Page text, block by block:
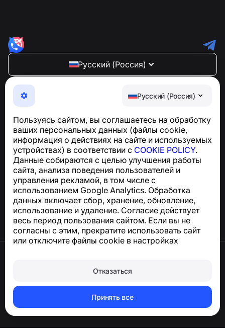
Русский (Россия)
Пользуясь сайтом, вы соглашаетесь на обработку
ваших персональных данных (файлы cookie,
информация о действиях на сайте и используемых
устройствах) в соответствии с COOKIE POLICY.
Данные собираются с целью улучшения работы
сайта, анализа поведения пользователей и
управления рекламой, в том числе с
использованием Google Analytics. Обработка
данных включает сбор, хранение, обновление,
использование и удаление. Согласие действует
весь период пользования сайтом. Если вы не
согласны с этим, прекратите использовать сайт
или отключите файлы cookie в настройках
Отказаться
Принять все
Русский (Россия)
NumBuster © 2013—2026 ·
Максимально удобное приложение для защиты от
телефонных мошенников, спама и нежелательных
Для запросов по соблюдению GDPR:
support@numbuster.com
Центр поддержки
Новости и статьи
О проекте
Контакты
Удалить аккаунт и персональные данные